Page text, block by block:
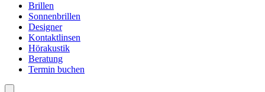
Brillen
Sonnenbrillen
Designer
Kontaktlinsen
Hörakustik
Beratung
Termin buchen